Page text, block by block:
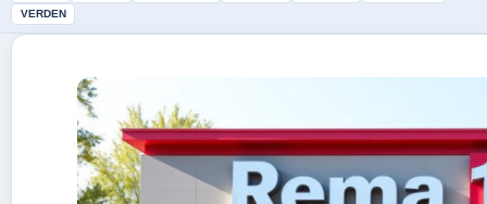
VERDEN